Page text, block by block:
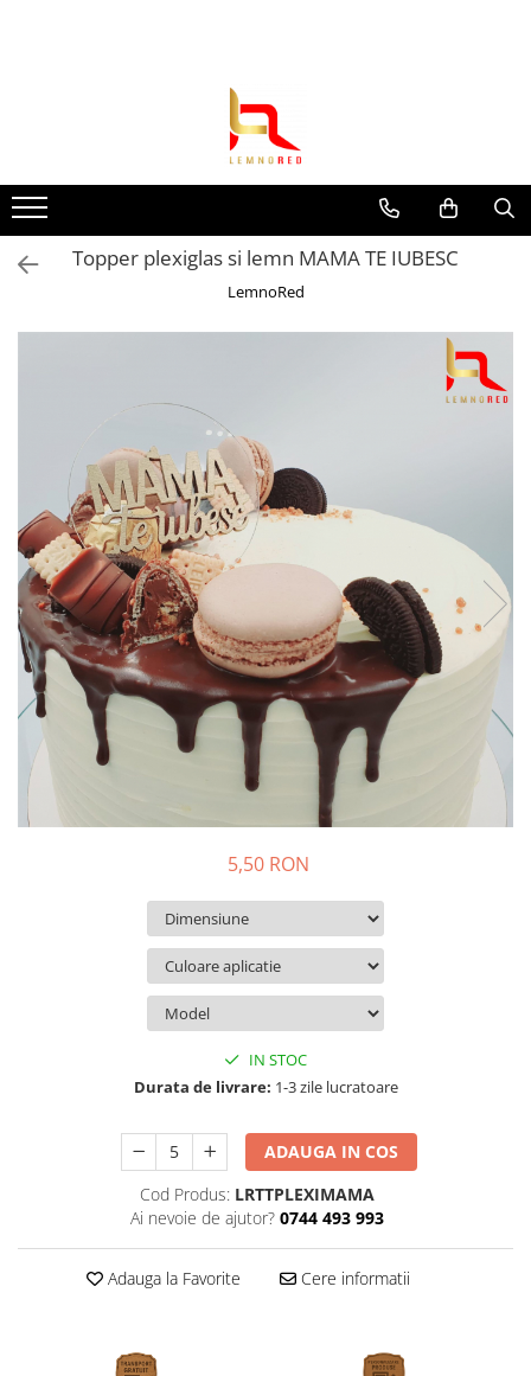
Toppere nunta
Toppere diverse
Toppere absolvire
Fluturasi (zeci de variante)
rasina/PVC/metal/polistiren
Toppere Craciun
Suporturi si platouri
Rame foto / Decoratiuni
Familie
Copii
Rame/trofee diverse meserii
Indragostiti
Cadouri pentru dascali
Religioase
Alte obiecte decorative
Aranjamente baloane
Lumanari pentru tort
Propsuri si ghirlande
Accesorii botez
Globuri personalizate
Topper plexiglas si lemn MAMA TE IUBESC
LemnoRed
5,50 RON
IN STOC
Durata de livrare: 1-3 zile lucratoare
ADAUGA IN COS
Cod Produs: LRTTPLEXIMAMA
Ai nevoie de ajutor? 0744 493 993
Adauga la Favorite Cere informatii